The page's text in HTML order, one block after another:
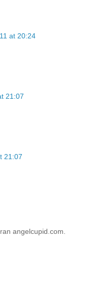
at 20:24
21:07
21:07
angelcupid.com.